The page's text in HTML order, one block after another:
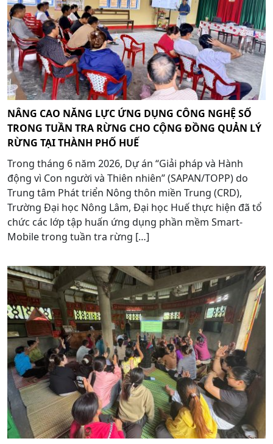
NÂNG CAO NĂNG LỰC ỨNG DỤNG CÔNG NGHỆ SỐ
TRONG TUẦN TRA RỪNG CHO CỘNG ĐỒNG QUẢN LÝ
RỪNG TẠI THÀNH PHỐ HUẾ
Trong tháng 6 năm 2026, Dự án “Giải pháp và Hành
động vì Con người và Thiên nhiên” (SAPAN/TOPP) do
Trung tâm Phát triển Nông thôn miền Trung (CRD),
Trường Đại học Nông Lâm, Đại học Huế thực hiện đã tổ
chức các lớp tập huấn ứng dụng phần mềm Smart-
Mobile trong tuần tra rừng […]